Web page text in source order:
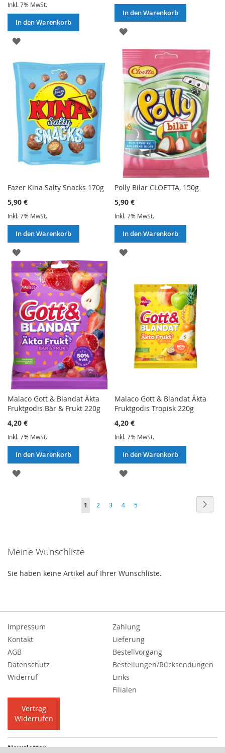
Inkl. 7% MwSt.
In den Warenkorb
ZUR
HINZUFÜGEN
In den Warenkorb
ZUR
WUNSCHLISTE
HINZUFÜGEN
Fazer Kina Salty Snacks 170g
5,90 €
Inkl. 7% MwSt.
In den Warenkorb
ZUR
WUNSCHLISTE
HINZUFÜGEN
Polly Bilar CLOETTA, 150g
5,90 €
Inkl. 7% MwSt.
In den Warenkorb
ZUR
HINZUFÜGEN
Malaco Gott & Blandat Äkta
Fruktgodis Bär & Frukt 220g
4,20 €
Inkl. 7% MwSt.
In den Warenkorb
ZUR
Malaco Gott & Blandat Äkta
Fruktgodis Tropisk 220g
4,20 €
Inkl. 7% MwSt.
In den Warenkorb
ZUR
HINZUFÜGEN
Seite
Sie
die
1 Seite
2 Seite
3 Seite
4 Seite
5
Meine Wunschliste
Sie haben keine Artikel auf Ihrer Wunschliste.
Impressum
Kontakt
AGB
Datenschutz
Widerruf
Vertrag
Widerrufen
Zahlung
Lieferung
Bestellvorgang
Bestellungen/Rücksendungen
Links
Filialen
Newsletter